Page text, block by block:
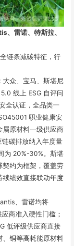
、雷诺、特斯拉、
链条减碳特征，行
大众、宝马、斯堪尼
线上 ESG 自评问
全认证，全品类一
职业健康安
属原材料一级供应商
碳排放纳入年度量
为 20%-30%。斯堪
契约为框架，覆盖劳
续绩效直接联动年度
、雷诺均将
商准入硬性门槛；
低评级供应商直接
、铜等高耗能原材料